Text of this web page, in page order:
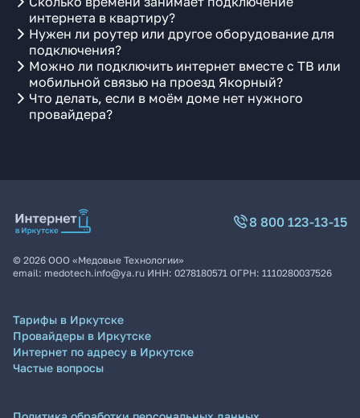
интернета в квартиру?
Нужен ли роутер или другое оборудование для
подключения?
Можно ли подключить интернет вместе с ТВ или
мобильной связью на проезд Якорный?
Что делать, если в моём доме нет нужного
провайдера?
8 800 123-13-15
© 2026 ООО «Медовые Технологии»
email: medotech.info@ya.ru ИНН: 0278180571 ОГРН: 1110280037526
Тарифы в Иркутске
Провайдеры в Иркутске
Интернет по адресу в Иркутске
Частые вопросы